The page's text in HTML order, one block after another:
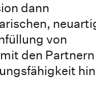
dann
von
den Partnern
hin